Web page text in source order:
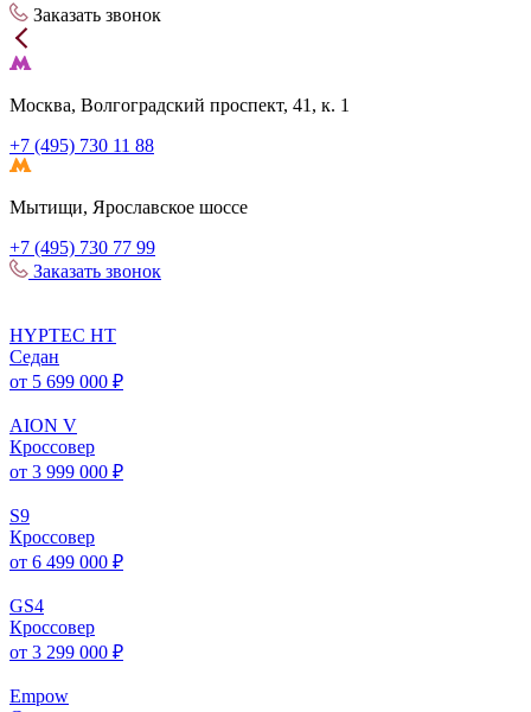
Заказать звонок
Москва, Волгоградский проспект, 41, к. 1
+7 (495) 730 11 88
Мытищи, Ярославское шоссе
+7 (495) 730 77 99
Заказать звонок
HYPTEC HT
Седан
от 5 699 000 ₽
AION V
Кроссовер
от 3 999 000 ₽
S9
Кроссовер
от 6 499 000 ₽
GS4
Кроссовер
от 3 299 000 ₽
Empow